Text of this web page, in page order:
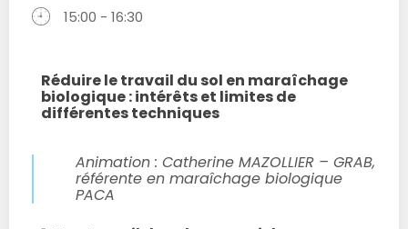
15:00 - 16:30
Réduire le travail du sol en maraîchage
biologique : intérêts et limites de
différentes techniques
Animation : Catherine MAZOLLIER – GRAB,
référente en maraîchage biologique
PACA